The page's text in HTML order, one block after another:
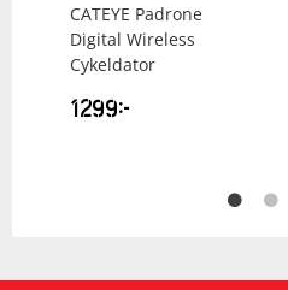
CATEYE Padrone
Digital Wireless
Cykeldator
1299kr